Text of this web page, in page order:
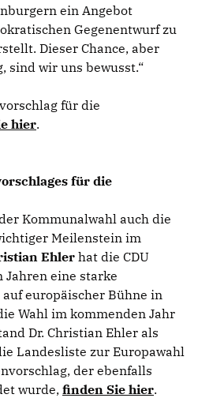
ein Angebot
Gegenentwurf zu
Dieser Chance, aber
sind wir uns bewusst.“
für die
hier.
für die
Kommunalwahl auch die
Meilenstein im
Ehler hat die CDU
eine starke
europäischer Bühne in
Wahl im kommenden Jahr
Dr. Christian Ehler als
Landesliste zur Europawahl
der ebenfalls
wurde, finden Sie hier.